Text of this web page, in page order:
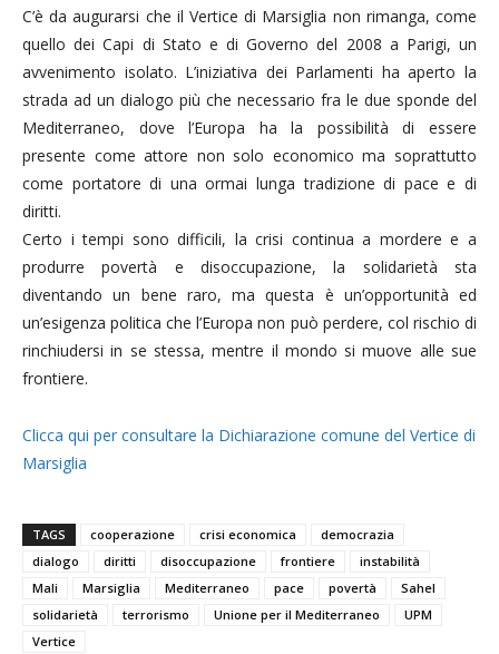
C’è da augurarsi che il Vertice di Marsiglia non rimanga, come
quello dei Capi di Stato e di Governo del 2008 a Parigi, un
avvenimento isolato. L’iniziativa dei Parlamenti ha aperto la
strada ad un dialogo più che necessario fra le due sponde del
Mediterraneo, dove l’Europa ha la possibilità di essere
presente come attore non solo economico ma soprattutto
come portatore di una ormai lunga tradizione di pace e di
diritti.
Certo i tempi sono difficili, la crisi continua a mordere e a
produrre povertà e disoccupazione, la solidarietà sta
diventando un bene raro, ma questa è un’opportunità ed
un’esigenza politica che l’Europa non può perdere, col rischio di
rinchiudersi in se stessa, mentre il mondo si muove alle sue
frontiere.
Clicca qui per consultare la Dichiarazione comune del Vertice di
Marsiglia
TAGS cooperazione crisi economica
democrazia
dialogo
diritti disoccupazione frontiere
instabilità
Mali
Marsiglia Mediterraneo pace povertà
Sahel
solidarietà
terrorismo Unione per il Mediterraneo
UPM
Vertice